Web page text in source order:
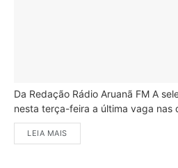
Da Redação Rádio Aruanã FM A
nesta terça-feira a última vaga nas
LEIA MAIS